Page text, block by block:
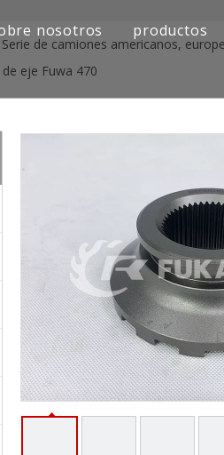
nosotros productos
Serie de
Serie de
Serie de
Serie de
Serie de
Piezas
Otra
Serie de camiones americanos,
eje Fuwa 470